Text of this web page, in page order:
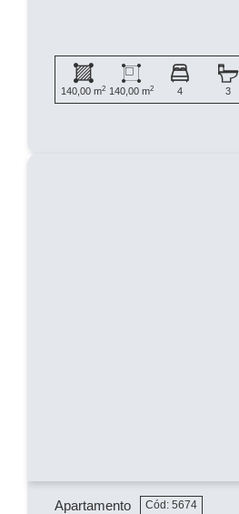
140,00 m2 140,00 m2 4 3
Apartamento Cód: 5674